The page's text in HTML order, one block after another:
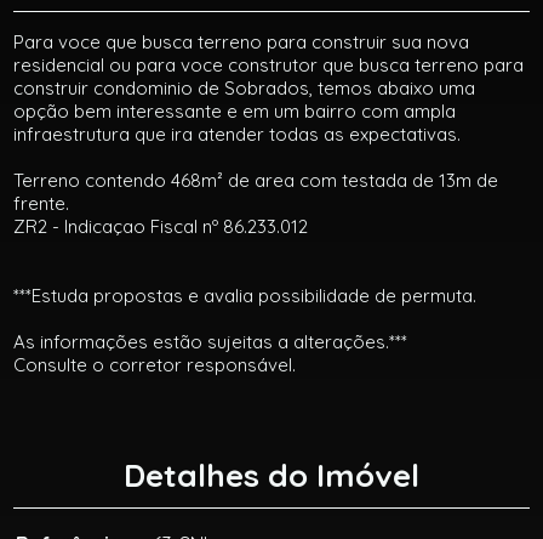
Para voce que busca terreno para construir sua nova
residencial ou para voce construtor que busca terreno para
construir condominio de Sobrados, temos abaixo uma
opção bem interessante e em um bairro com ampla
infraestrutura que ira atender todas as expectativas.
Terreno contendo 468m² de area com testada de 13m de
frente.
ZR2 - Indicaçao Fiscal nº 86.233.012
***Estuda propostas e avalia possibilidade de permuta.
As informações estão sujeitas a alterações.***
Consulte o corretor responsável.
Detalhes do Imóvel